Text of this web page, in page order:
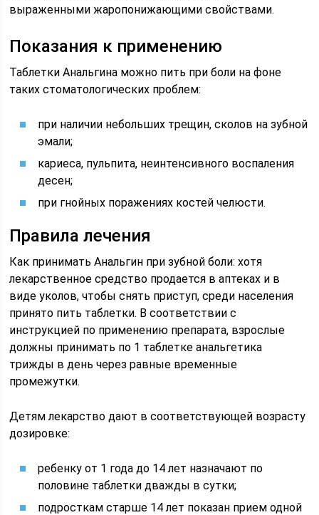
выраженными жаропонижающими свойствами.
Показания к применению
Таблетки Анальгина можно пить при боли на фоне
таких стоматологических проблем:
при наличии небольших трещин, сколов на зубной
эмали;
кариеса, пульпита, неинтенсивного воспаления
десен;
при гнойных поражениях костей челюсти.
Правила лечения
Как принимать Анальгин при зубной боли: хотя
лекарственное средство продается в аптеках и в
виде уколов, чтобы снять приступ, среди населения
принято пить таблетки. В соответствии с
инструкцией по применению препарата, взрослые
должны принимать по 1 таблетке анальгетика
трижды в день через равные временные
промежутки.
Детям лекарство дают в соответствующей возрасту
дозировке:
ребенку от 1 года до 14 лет назначают по
половине таблетки дважды в сутки;
подросткам старше 14 лет показан прием одной